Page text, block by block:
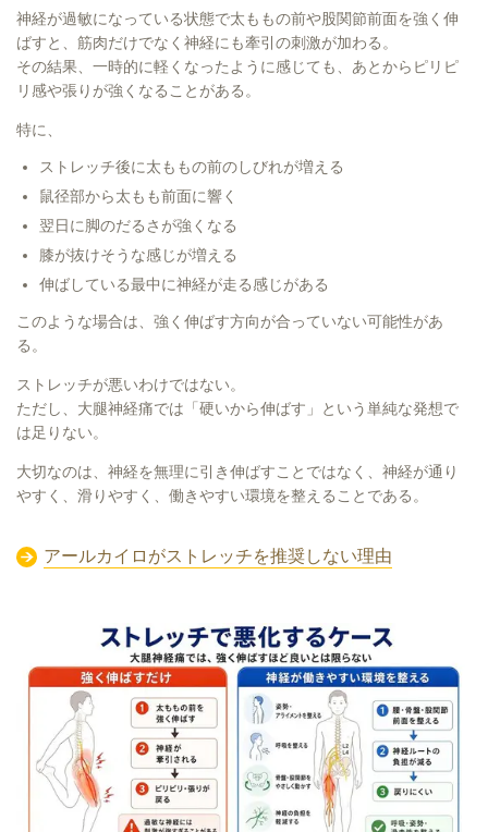
神経が過敏になっている状態で太ももの前や股関節前面を強く伸
ばすと、筋肉だけでなく神経にも牽引の刺激が加わる。
その結果、一時的に軽くなったように感じても、あとからピリピ
リ感や張りが強くなることがある。
特に、
ストレッチ後に太ももの前のしびれが増える
鼠径部から太もも前面に響く
翌日に脚のだるさが強くなる
膝が抜けそうな感じが増える
伸ばしている最中に神経が走る感じがある
このような場合は、強く伸ばす方向が合っていない可能性があ
る。
ストレッチが悪いわけではない。
ただし、大腿神経痛では「硬いから伸ばす」という単純な発想で
は足りない。
大切なのは、神経を無理に引き伸ばすことではなく、神経が通り
やすく、滑りやすく、働きやすい環境を整えることである。
アールカイロがストレッチを推奨しない理由